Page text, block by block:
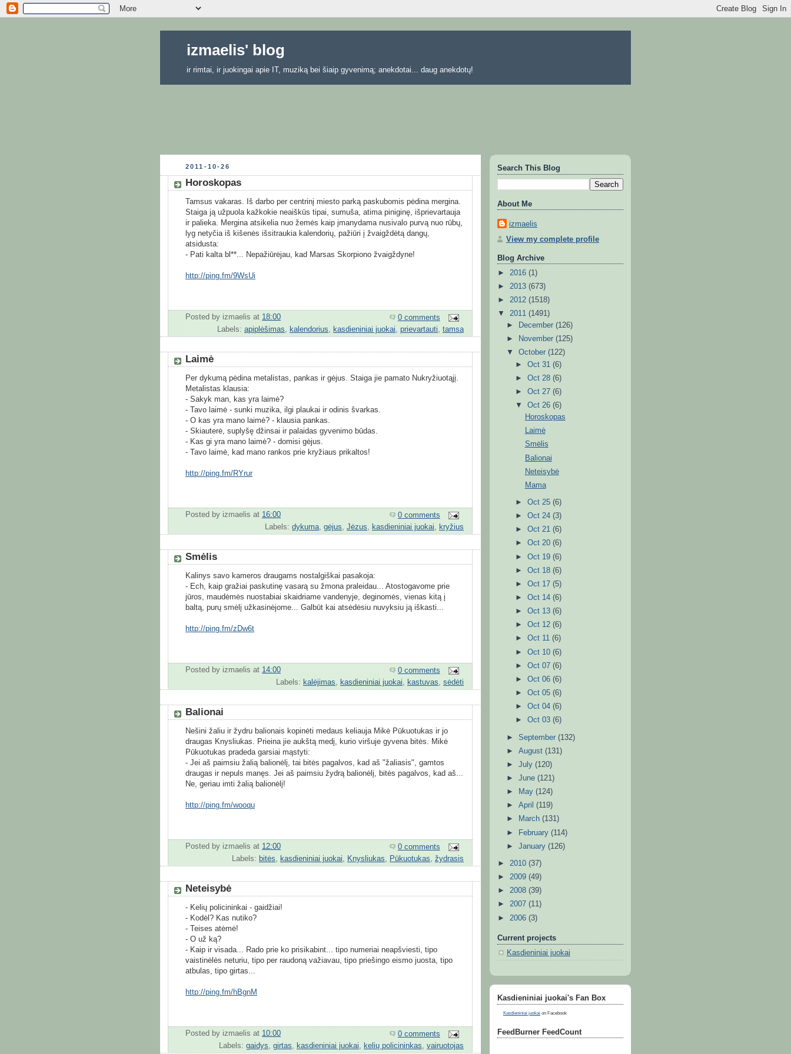
izmaelis' blog
ir rimtai, ir juokingai apie IT, muziką bei šiaip gyvenimą; anekdotai... daug anekdotų!
2011-10-26
Horoskopas
Tamsus vakaras. Iš darbo per centrinį miesto parką paskubomis pėdina mergina.
Staiga ją užpuola kažkokie neaiškūs tipai, sumuša, atima piniginę, išprievartauja
ir palieka. Mergina atsikelia nuo žemės kaip įmanydama nusivalo purvą nuo rūbų,
lyg netyčia iš kišenės išsitraukia kalendorių, pažiūri į žvaigždėtą dangų,
atsidusta:
- Pati kalta bl**... Nepažiūrėjau, kad Marsas Skorpiono žvaigždyne!
http://ping.fm/9WsUi
Posted by izmaelis at 18:00
0 comments
Labels: apiplėšimas kalendorius kasdieniniai juokai prievartauti tamsa
Laimė
Per dykumą pėdina metalistas, pankas ir gėjus. Staiga jie pamato Nukryžiuotąjį.
Metalistas klausia:
- Sakyk man, kas yra laimė?
- Tavo laimė - sunki muzika, ilgi plaukai ir odinis švarkas.
- O kas yra mano laimė? - klausia pankas.
- Skiauterė, suplyšę džinsai ir palaidas gyvenimo būdas.
- Kas gi yra mano laimė? - domisi gėjus.
- Tavo laimė, kad mano rankos prie kryžiaus prikaltos!
http://ping.fm/RYrur
Posted by izmaelis at 16:00
0 comments
Labels: dykuma gėjus Jėzus kasdieniniai juokai kryžius
Smėlis
Kalinys savo kameros draugams nostalgiškai pasakoja:
- Ech, kaip gražiai paskutinę vasarą su žmona praleidau... Atostogavome prie
jūros, maudėmės nuostabiai skaidriame vandenyje, deginomės, vienas kitą į
baltą, purų smėlį užkasinėjome... Galbūt kai atsėdėsiu nuvyksiu ją iškasti...
http://ping.fm/zDw6t
Posted by izmaelis at 14:00
0 comments
Labels: kalėjimas kasdieniniai juokai kastuvas sėdėti
Balionai
Nešini žaliu ir žydru balionais kopinėti medaus keliauja Mikė Pūkuotukas ir jo
draugas Knysliukas. Prieina jie aukštą medį, kurio viršuje gyvena bitės. Mikė
Pūkuotukas pradeda garsiai mąstyti:
- Jei aš paimsiu žalią balionėlį, tai bitės pagalvos, kad aš "žaliasis", gamtos
draugas ir nepuls manęs. Jei aš paimsiu žydrą balionėlį, bitės pagalvos, kad aš...
Ne, geriau imti žalią balionėlį!
http://ping.fm/wooqu
Posted by izmaelis at 12:00
0 comments
Labels: bitės kasdieniniai juokai Knysliukas Pūkuotukas žydrasis
Neteisybė
- Kelių policininkai - gaidžiai!
- Kodėl? Kas nutiko?
- Teises atėmė!
- O už ką?
- Kaip ir visada... Rado prie ko prisikabint... tipo numeriai neapšviesti, tipo
vaistinėlės neturiu, tipo per raudoną važiavau, tipo priešingo eismo juosta, tipo
atbulas, tipo girtas...
http://ping.fm/hBgnM
Posted by izmaelis at 10:00
0 comments
Labels: gaidys girtas kasdieniniai juokai kelių policininkas vairuotojas
Search This Blog
About Me
izmaelis
View my complete profile
Blog Archive
► 2016 (1)
► 2013 (673)
► 2012 (1518)
▼ 2011 (1491)
►
December(126)
►
November(125)
▼October(122)
►Oct 31(6)
►Oct 28(6)
►Oct 27(6)
▼Oct 26(6)
Horoskopas
Laimė
Smėlis
Balionai
Neteisybė
Mama
►Oct 25(6)
►Oct 24(3)
►Oct 21(6)
►Oct 20(6)
►Oct 19(6)
►Oct 18(6)
►Oct 17(5)
►Oct 14(6)
►Oct 13(6)
►Oct 12(6)
►Oct 11(6)
►Oct 10(6)
►Oct 07(6)
►Oct 06(6)
►Oct 05(6)
►Oct 04(6)
►Oct 03(6)
►September(132)
►August(131)
►July(120)
►June(121)
►
May(124)
►April(119)
►
March(131)
►
February(114)
►January(126)
► 2010 (37)
► 2009 (49)
► 2008 (39)
► 2007 (11)
► 2006 (3)
Current projects
Kasdieniniai juokai
Kasdieniniai juokai's Fan Box
Kasdieniniai juokai on Facebook
FeedBurner FeedCount